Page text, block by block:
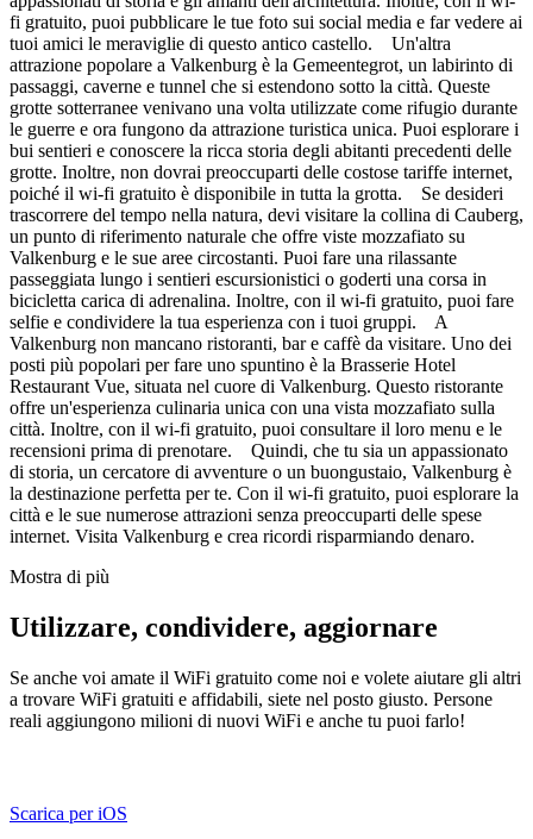
fi gratuito, puoi pubblicare le tue foto sui social media e far vedere ai
tuoi amici le meraviglie di questo antico castello. Un'altra
attrazione popolare a Valkenburg è la Gemeentegrot, un labirinto di
passaggi, caverne e tunnel che si estendono sotto la città. Queste
grotte sotterranee venivano una volta utilizzate come rifugio durante
le guerre e ora fungono da attrazione turistica unica. Puoi esplorare i
bui sentieri e conoscere la ricca storia degli abitanti precedenti delle
grotte. Inoltre, non dovrai preoccuparti delle costose tariffe internet,
poiché il wi-fi gratuito è disponibile in tutta la grotta. Se desideri
trascorrere del tempo nella natura, devi visitare la collina di Cauberg,
un punto di riferimento naturale che offre viste mozzafiato su
Valkenburg e le sue aree circostanti. Puoi fare una rilassante
passeggiata lungo i sentieri escursionistici o goderti una corsa in
bicicletta carica di adrenalina. Inoltre, con il wi-fi gratuito, puoi fare
selfie e condividere la tua esperienza con i tuoi gruppi. A
Valkenburg non mancano ristoranti, bar e caffè da visitare. Uno dei
posti più popolari per fare uno spuntino è la Brasserie Hotel
Restaurant Vue, situata nel cuore di Valkenburg. Questo ristorante
offre un'esperienza culinaria unica con una vista mozzafiato sulla
città. Inoltre, con il wi-fi gratuito, puoi consultare il loro menu e le
recensioni prima di prenotare. Quindi, che tu sia un appassionato
di storia, un cercatore di avventure o un buongustaio, Valkenburg è
la destinazione perfetta per te. Con il wi-fi gratuito, puoi esplorare la
città e le sue numerose attrazioni senza preoccuparti delle spese
internet. Visita Valkenburg e crea ricordi risparmiando denaro.
Mostra di più
Utilizzare, condividere, aggiornare
Se anche voi amate il WiFi gratuito come noi e volete aiutare gli altri
a trovare WiFi gratuiti e affidabili, siete nel posto giusto. Persone
reali aggiungono milioni di nuovi WiFi e anche tu puoi farlo!
Scarica per iOS